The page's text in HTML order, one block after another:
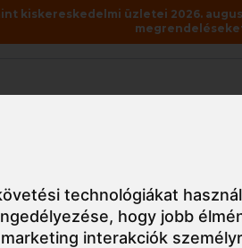
technológiákat
, hogy jobb
interakciók
kiskereskedelmi üzletei 2026.